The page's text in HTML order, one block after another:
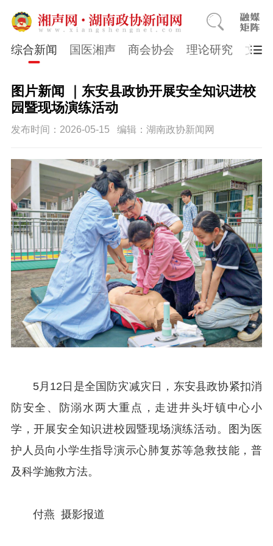
综合新闻 国医湘声 商会协会 理论研究 文史
图片新闻 ｜东安县政协开展安全知识进校
园暨现场演练活动
发布时间：2026-05-15 编辑：湖南政协新闻网
5月12日是全国防灾减灾日，东安县政协紧扣消
防安全、防溺水两大重点，走进井头圩镇中心小
学，开展安全知识进校园暨现场演练活动。图为医
护人员向小学生指导演示心肺复苏等急救技能，普
及科学施救方法。
付燕 摄影报道